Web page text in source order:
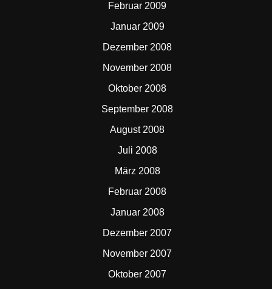
Februar 2009
Januar 2009
Dezember 2008
November 2008
Oktober 2008
September 2008
August 2008
Juli 2008
März 2008
Februar 2008
Januar 2008
Dezember 2007
November 2007
Oktober 2007